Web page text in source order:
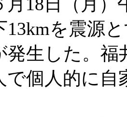
13kmを震源
発生した。
で個人的に